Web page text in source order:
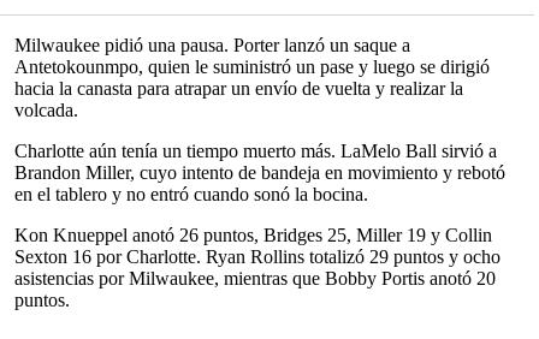
Milwaukee pidió una pausa. Porter lanzó un saque a
Antetokounmpo, quien le suministró un pase y luego se dirigió
hacia la canasta para atrapar un envío de vuelta y realizar la
volcada.
Charlotte aún tenía un tiempo muerto más. LaMelo Ball sirvió a
Brandon Miller, cuyo intento de bandeja en movimiento y rebotó
en el tablero y no entró cuando sonó la bocina.
Kon Knueppel anotó 26 puntos, Bridges 25, Miller 19 y Collin
Sexton 16 por Charlotte. Ryan Rollins totalizó 29 puntos y ocho
asistencias por Milwaukee, mientras que Bobby Portis anotó 20
puntos.